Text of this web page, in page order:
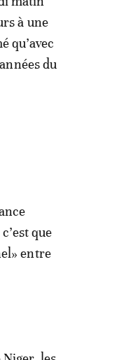
à une
qu’avec
du
que
entre